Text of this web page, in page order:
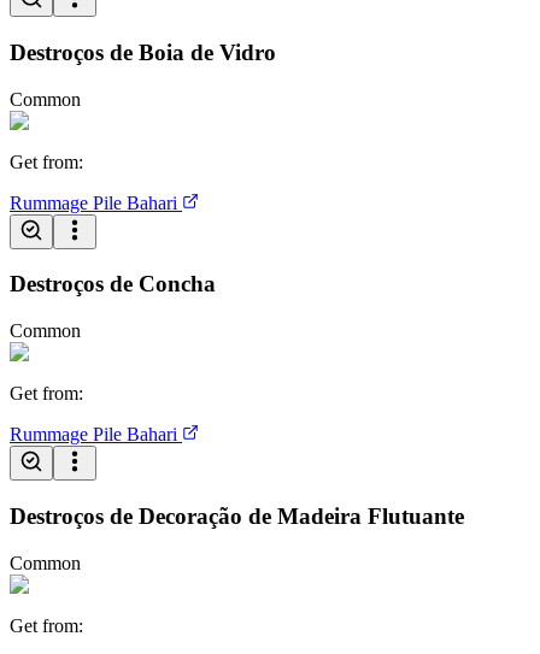
Destroços de Boia de Vidro
Common
Get from:
Rummage Pile Bahari
Destroços de Concha
Common
Get from:
Rummage Pile Bahari
Destroços de Decoração de Madeira Flutuante
Common
Get from: